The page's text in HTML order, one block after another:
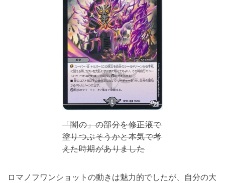
「闇の」の部分を修正液で
塗りつぶそうかと本気で考
えた時期がありました
ロマノフワンショットの動きは魅力的でしたが、自分の大